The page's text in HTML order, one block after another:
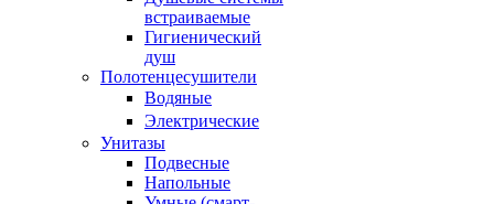
встраиваемые
Гигиенический
душ
Полотенцесушители
ㅤВодяные
ㅤЭлектрические
Унитазы
Подвесные
Напольные